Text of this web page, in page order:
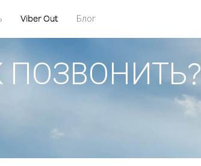
Viber Out Блог
ПОЗВОНИТЬ?